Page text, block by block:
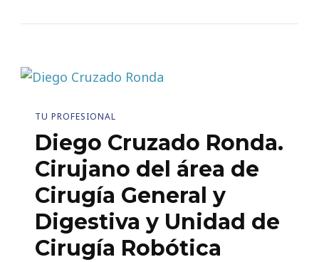
TU PROFESIONAL
Diego Cruzado Ronda.
Cirujano del área de
Cirugía General y
Digestiva y Unidad de
Cirugía Robótica